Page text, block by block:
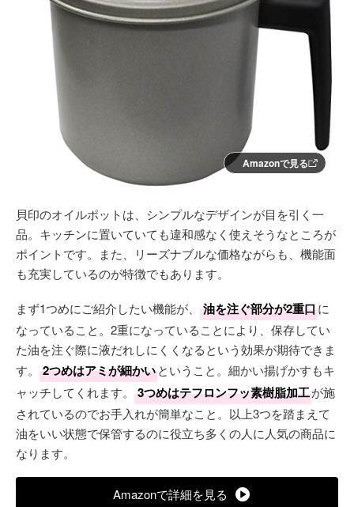
Amazonで見る
貝印のオイルポットは、シンプルなデザインが目を引く一
品。キッチンに置いていても違和感なく使えそうなところが
ポイントです。また、リーズナブルな価格ながらも、機能面
も充実しているのが特徴でもあります。
まず1つめにご紹介したい機能が、 油を注ぐ部分が2重口に
なっていること。2重になっていることにより、保存してい
た油を注ぐ際に液だれしにくくなるという効果が期待できま
す。
2つめはアミが細かいということ。細かい揚げかすもキ
ャッチしてくれます。
3つめはテフロンフッ素樹脂加工が施
されているのでお手入れが簡単なこと。以上3つを踏まえて
油をいい状態で保管するのに役立ち多くの人に人気の商品に
なります。
Amazonで詳細を見る